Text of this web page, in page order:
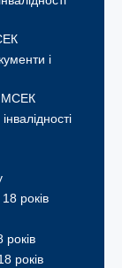
і
МСЕК
років
років